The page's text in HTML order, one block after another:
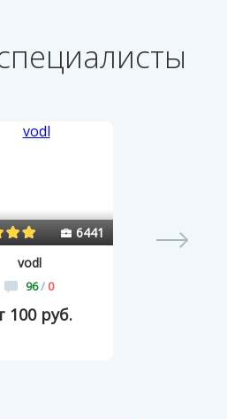
6441
vodl
96/ 0
100 руб.